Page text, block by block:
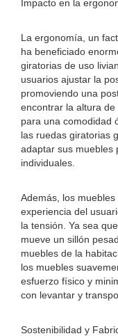
Impacto en la
La ergonomía, un
ha beneficiado
giratorias de uso
usuarios ajustar la
promoviendo una
encontrar la altura
para una comodidad
las ruedas giratorias
adaptar sus muebles
individuales.
Además, los
experiencia del
la tensión. Ya sea
mueve un sillón
muebles de la
los muebles
esfuerzo físico y
con levantar y
Sostenibilidad y